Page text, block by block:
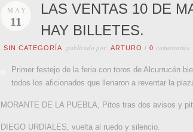
MAY
11
LAS VENTAS 10 DE
HAY BILLETES.
SIN CATEGORÍA publicado por ARTURO / 0 comentarios
Primer festejo de la feria con toros de Alcurrucén
todos los aficionados que llenaron a reventar la
MORANTE DE LA PUEBLA, Pitos tras dos avisos y
DIEGO URDIALES, vuelta al ruedo y silencio.